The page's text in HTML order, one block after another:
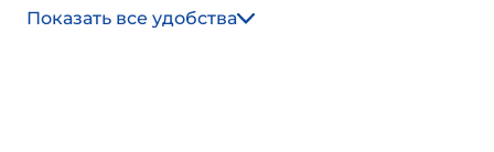
Показать все удобства